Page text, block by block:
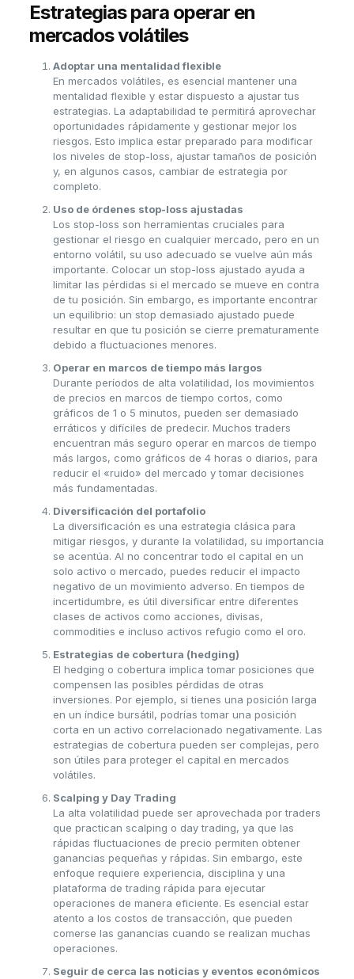
Estrategias para operar en
mercados volátiles
Adoptar una mentalidad flexible
En mercados volátiles, es esencial mantener una
mentalidad flexible y estar dispuesto a ajustar tus
estrategias. La adaptabilidad te permitirá aprovechar
oportunidades rápidamente y gestionar mejor los
riesgos. Esto implica estar preparado para modificar
los niveles de stop-loss, ajustar tamaños de posición
y, en algunos casos, cambiar de estrategia por
completo.
Uso de órdenes stop-loss ajustadas
Los stop-loss son herramientas cruciales para
gestionar el riesgo en cualquier mercado, pero en un
entorno volátil, su uso adecuado se vuelve aún más
importante. Colocar un stop-loss ajustado ayuda a
limitar las pérdidas si el mercado se mueve en contra
de tu posición. Sin embargo, es importante encontrar
un equilibrio: un stop demasiado ajustado puede
resultar en que tu posición se cierre prematuramente
debido a fluctuaciones menores.
Operar en marcos de tiempo más largos
Durante períodos de alta volatilidad, los movimientos
de precios en marcos de tiempo cortos, como
gráficos de 1 o 5 minutos, pueden ser demasiado
erráticos y difíciles de predecir. Muchos traders
encuentran más seguro operar en marcos de tiempo
más largos, como gráficos de 4 horas o diarios, para
reducir el «ruido» del mercado y tomar decisiones
más fundamentadas.
Diversificación del portafolio
La diversificación es una estrategia clásica para
mitigar riesgos, y durante la volatilidad, su importancia
se acentúa. Al no concentrar todo el capital en un
solo activo o mercado, puedes reducir el impacto
negativo de un movimiento adverso. En tiempos de
incertidumbre, es útil diversificar entre diferentes
clases de activos como acciones, divisas,
commodities e incluso activos refugio como el oro.
Estrategias de cobertura (hedging)
El hedging o cobertura implica tomar posiciones que
compensen las posibles pérdidas de otras
inversiones. Por ejemplo, si tienes una posición larga
en un índice bursátil, podrías tomar una posición
corta en un activo correlacionado negativamente. Las
estrategias de cobertura pueden ser complejas, pero
son útiles para proteger el capital en mercados
volátiles.
Scalping y Day Trading
La alta volatilidad puede ser aprovechada por traders
que practican scalping o day trading, ya que las
rápidas fluctuaciones de precio permiten obtener
ganancias pequeñas y rápidas. Sin embargo, este
enfoque requiere experiencia, disciplina y una
plataforma de trading rápida para ejecutar
operaciones de manera eficiente. Es esencial estar
atento a los costos de transacción, que pueden
comerse las ganancias cuando se realizan muchas
operaciones.
Seguir de cerca las noticias y eventos económicos